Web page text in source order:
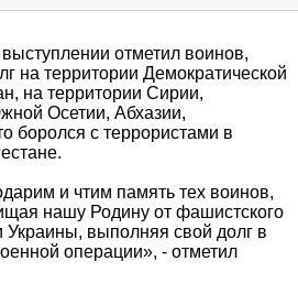
отметил воинов,
на территории Демократической
на территории Сирии,
Осетии, Абхазии,
боролся с террористами в
и чтим память тех воинов,
нашу Родину от фашистского
Украины, выполняя свой долг в
операции», - отметил